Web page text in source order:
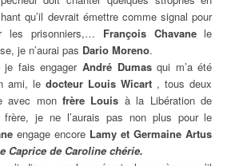
qu’il devrait émettre comme signal pour
les prisonniers,… François Chavanele
je n’aurai pas Dario Moreno.
fais engager André Dumasqui m’a été
ami, le docteur Louis Wicart , tous deux
avec monfrère Louis à la Libération de
je ne l’aurais pas non plus pour le
engage encore Lamy et Germaine Artus
Caprice de Caroline chérie.